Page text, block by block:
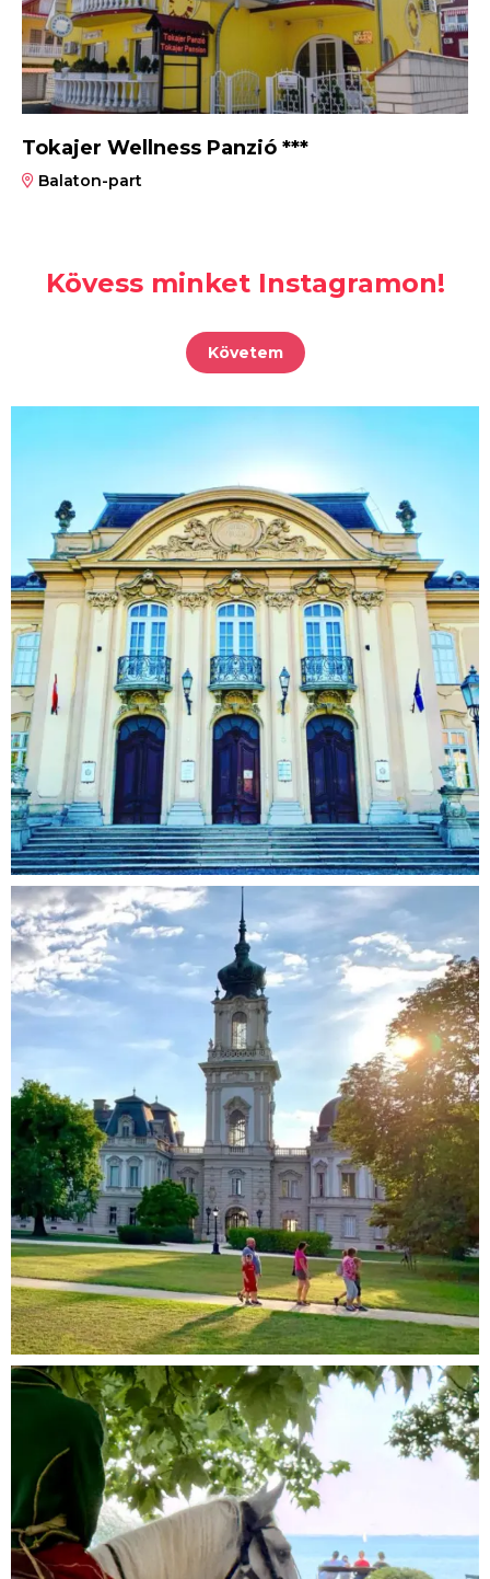
Tokajer Wellness Panzió ***
Balaton-part
Kövess minket Instagramon!
Követem